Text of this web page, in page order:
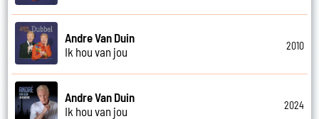
Andre Van Duin
Ik hou van jou
2010
Andre Van Duin
Ik hou van jou
2024